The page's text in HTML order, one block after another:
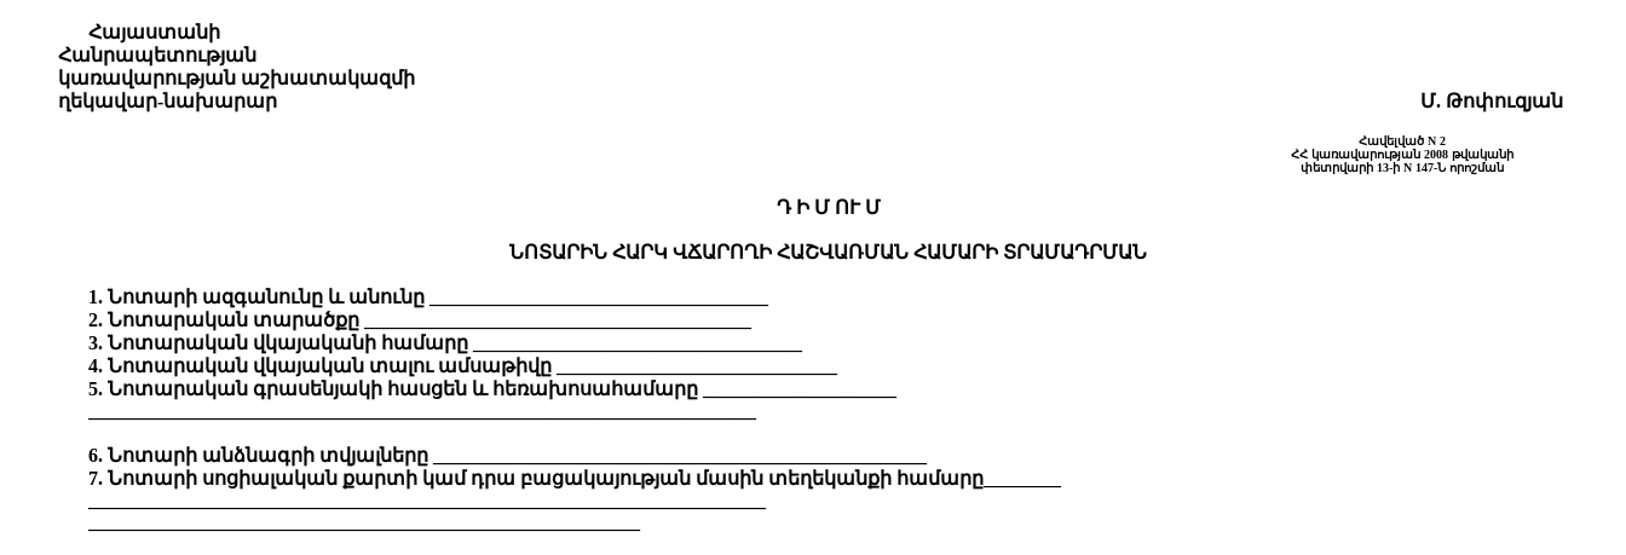
Հայաստանի
Հանրապետության
կառավարության աշխատակազմի
ղեկավար-նախարար
Մ. Թոփուզյան
Հավելված N 2
ՀՀ կառավարության 2008 թվականի
փետրվարի 13-ի N 147-Ն որոշման
Դ Ի Մ ՈՒ Մ
ՆՈՏԱՐԻՆ ՀԱՐԿ ՎՃԱՐՈՂԻ ՀԱՇՎԱՌՄԱՆ ՀԱՄԱՐԻ ՏՐԱՄԱԴՐՄԱՆ
1. Նոտարի ազգանունը և անունը ___________________________________
2. Նոտարական տարածքը ________________________________________
3. Նոտարական վկայականի համարը __________________________________
4. Նոտարական վկայական տալու ամսաթիվը _____________________________
5. Նոտարական գրասենյակի հասցեն և հեռախոսահամարը ____________________
6. Նոտարի անձնագրի տվյալները ___________________________________________________
7. Նոտարի սոցիալական քարտի կամ դրա բացակայության մասին տեղեկանքի համարը________